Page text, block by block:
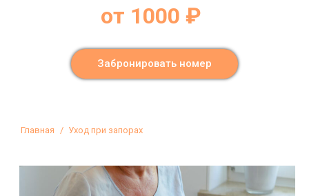
Забронировать номер
от 1000 ₽
Вы здесь:
Главная Уход при запорах